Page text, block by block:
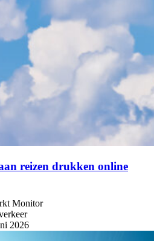
reizen drukken online
Monitor
2026